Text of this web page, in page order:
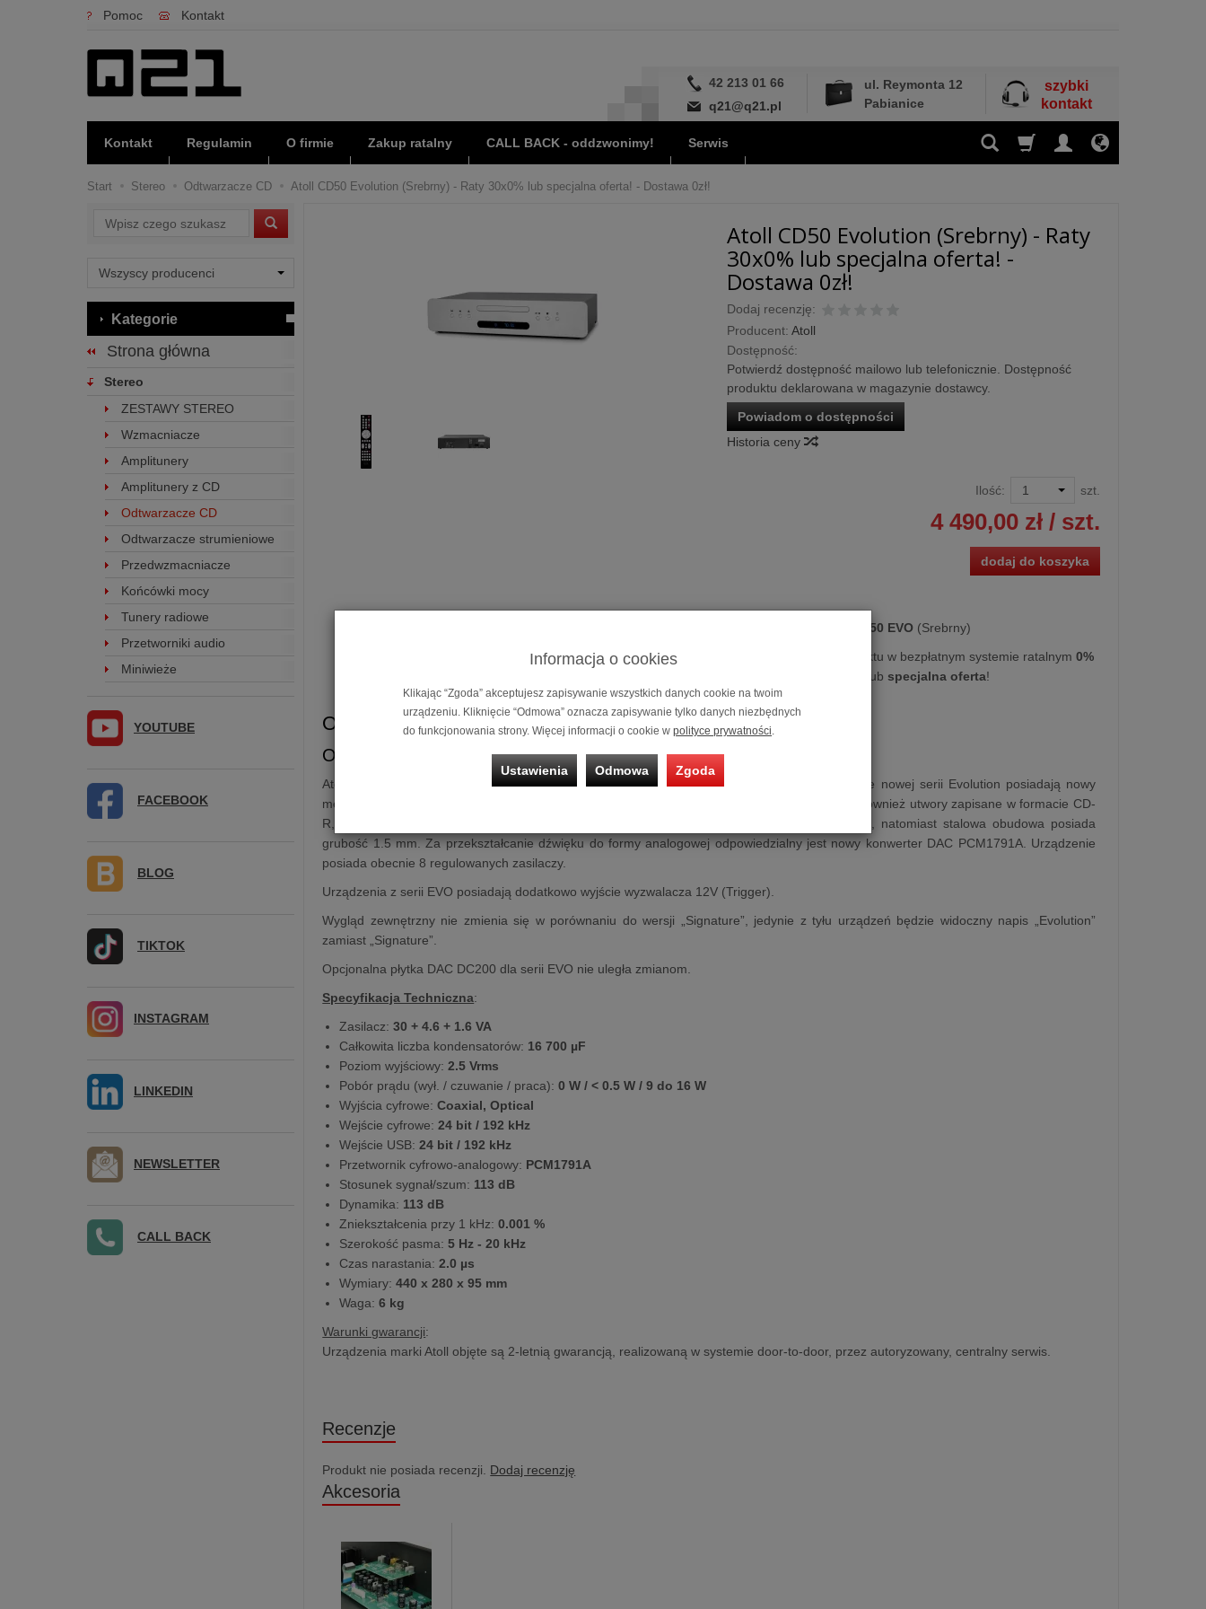
Pomoc Kontakt
42 213 01 66
q21@q21.pl
ul. Reymonta 12
Pabianice
szybki
kontakt
Kontakt Regulamin O firmie Zakup ratalny CALL BACK - oddzwonimy! Serwis
Start Stereo Odtwarzacze CD Atoll CD50 Evolution (Srebrny) - Raty 30x0% lub specjalna oferta! - Dostawa 0zł!
Atoll CD50 Evolution (Srebrny) - Raty
30x0% lub specjalna oferta! -
Dostawa 0zł!
Dodaj recenzję:
Producent: Atoll
Dostępność:
Potwierdź dostępność mailowo lub telefonicznie. Dostępność
produktu deklarowana w magazynie dostawcy.
Powiadom o dostępności
Historia ceny
Ilość: szt.
4 490,00 zł/ szt.
dodaj do koszyka
Atoll CD50 EVO (Srebrny)
Możliwość zakupu produktu w bezpłatnym systemie ratalnym 0%
lub specjalna oferta!
Odtwarzacz CDAtoll CD50 Evolution
Odtwarzacz CD | Wersja EVO | Linia CD-DR Evolution (od 2024r.)
Atoll
to wysokiej klasy odtwarzacz CD zastępujący model CD50 Signature. Modele nowej serii Evolution posiadają nowy
mechanizm TEAC CD-5020B. Oprócz standardowego formatu CD Audio urządzenie odtwarza również utwory zapisane w formacie CD-
R, CD-RW, MP3, WMA-AAC. Panel czołowy wykonany został z aluminium o grubości 4 mm, natomiast stalowa obudowa posiada
grubość 1.5 mm. Za przekształcanie dźwięku do formy analogowej odpowiedzialny jest nowy konwerter DAC PCM1791A. Urządzenie
posiada obecnie 8 regulowanych zasilaczy.
Urządzenia z serii EVO posiadają dodatkowo wyjście wyzwalacza 12V (Trigger).
Wygląd zewnętrzny nie zmienia się w porównaniu do wersji „Signature”, jedynie z tyłu urządzeń będzie widoczny napis „Evolution”
zamiast „Signature”.
Opcjonalna płytka DAC DC200 dla serii EVO nie uległa zmianom.
Specyfikacja Techniczna:
Zasilacz: 30 + 4.6 + 1.6 VA
Całkowita liczba kondensatorów: 16 700 µF
Poziom wyjściowy: 2.5 Vrms
Pobór prądu (wył. / czuwanie / praca): 0 W / < 0.5 W / 9 do 16 W
Wyjścia cyfrowe: Coaxial, Optical
Wejście cyfrowe: 24 bit / 192 kHz
Wejście USB: 24 bit / 192 kHz
Przetwornik cyfrowo-analogowy: PCM1791A
Stosunek sygnał/szum: 113 dB
Dynamika: 113 dB
Zniekształcenia przy 1 kHz: 0.001 %
Szerokość pasma:5 Hz - 20 kHz
Czas narastania: 2.0 µs
Wymiary: 440 x 280 x 95 mm
Waga: 6 kg
Warunki gwarancji:
Urządzenia marki Atoll objęte są 2-letnią gwarancją, realizowaną w systemie door-to-door, przez autoryzowany, centralny serwis.
Recenzje
Produkt nie posiada recenzji. Dodaj recenzję
Akcesoria
Wyszukaj
Kategorie
Strona główna
Stereo
ZESTAWY STEREO
Wzmacniacze
Amplitunery
Amplitunery z CD
Odtwarzacze CD
Odtwarzacze strumieniowe
Przedwzmacniacze
Końcówki mocy
Tunery radiowe
Przetworniki audio
Miniwieże
YOUTUBE
FACEBOOK
BLOG
TIKTOK
INSTAGRAM
LINKEDIN
NEWSLETTER
CALL BACK
Informacja o cookies
Klikając “Zgoda” akceptujesz zapisywanie wszystkich danych cookie na twoim
urządzeniu. Kliknięcie “Odmowa” oznacza zapisywanie tylko danych niezbędnych
do funkcjonowania strony. Więcej informacji o cookie w polityce prywatności.
Ustawienia Odmowa Zgoda